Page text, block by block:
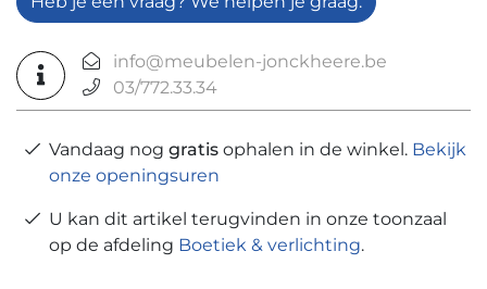
info@meubelen-jonckheere.be
03/772.33.34
Vandaag nog gratis ophalen in de winkel. Bekijk
onze openingsuren
U kan dit artikel terugvinden in onze toonzaal
op de afdeling Boetiek & verlichting.